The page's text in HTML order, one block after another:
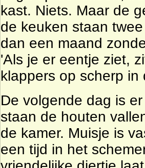
kast. Niets. Maar de
de keuken staan
dan een maand
'Als je er eentje ziet,
klappers op scherp in
De volgende dag is
staan de houten
de kamer. Muisje is
een tijd in het